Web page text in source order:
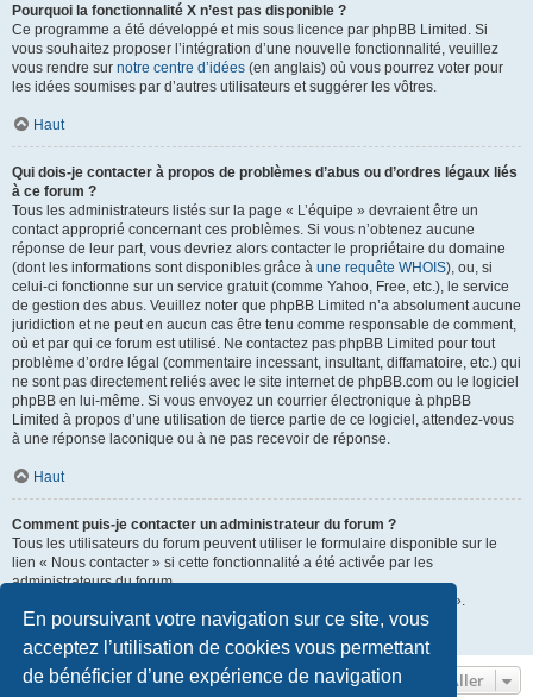
En poursuivant votre navigation sur ce site, vous
acceptez l’utilisation de cookies vous permettant
de bénéficier d’une expérience de navigation
Pourquoi la fonctionnalité X n’est pas disponible ?
Ce programme a été développé et mis sous licence par phpBB Limited. Si
vous souhaitez proposer l’intégration d’une nouvelle fonctionnalité, veuillez
vous rendre sur notre centre d’idées (en anglais) où vous pourrez voter pour
les idées soumises par d’autres utilisateurs et suggérer les vôtres.
Haut
Qui dois-je contacter à propos de problèmes d’abus ou d’ordres légaux liés
à ce forum ?
Tous les administrateurs listés sur la page « L’équipe » devraient être un
contact approprié concernant ces problèmes. Si vous n’obtenez aucune
réponse de leur part, vous devriez alors contacter le propriétaire du domaine
(dont les informations sont disponibles grâce à une requête WHOIS), ou, si
celui-ci fonctionne sur un service gratuit (comme Yahoo, Free, etc.), le service
de gestion des abus. Veuillez noter que phpBB Limited n’a absolument aucune
juridiction et ne peut en aucun cas être tenu comme responsable de comment,
où et par qui ce forum est utilisé. Ne contactez pas phpBB Limited pour tout
problème d’ordre légal (commentaire incessant, insultant, diffamatoire, etc.) qui
ne sont pas directement reliés avec le site internet de phpBB.com ou le logiciel
phpBB en lui-même. Si vous envoyez un courrier électronique à phpBB
Limited à propos d’une utilisation de tierce partie de ce logiciel, attendez-vous
à une réponse laconique ou à ne pas recevoir de réponse.
Haut
Comment puis-je contacter un administrateur du forum ?
Tous les utilisateurs du forum peuvent utiliser le formulaire disponible sur le
lien « Nous contacter » si cette fonctionnalité a été activée par les
administrateurs du forum.
Les membres du forum peuvent également utiliser le lien « L’équipe ».
Aller